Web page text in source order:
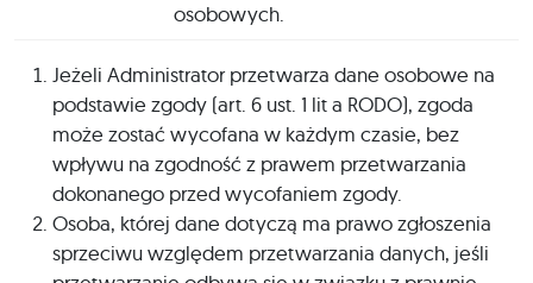
osobowych.
Jeżeli Administrator przetwarza dane osobowe na
podstawie zgody (art. 6 ust. 1 lit a RODO), zgoda
może zostać wycofana w każdym czasie, bez
wpływu na zgodność z prawem przetwarzania
dokonanego przed wycofaniem zgody.
Osoba, której dane dotyczą ma prawo zgłoszenia
sprzeciwu względem przetwarzania danych, jeśli